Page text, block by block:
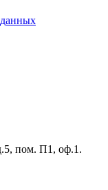
пом. П1, оф.1.